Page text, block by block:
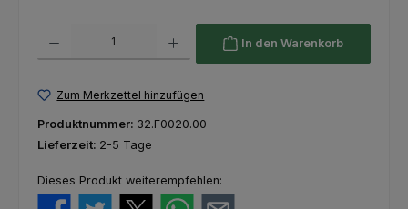
In den Warenkorb
Zum Merkzettel hinzufügen
Produktnummer: 32.F0020.00
Lieferzeit: 2-5 Tage
Dieses Produkt weiterempfehlen: